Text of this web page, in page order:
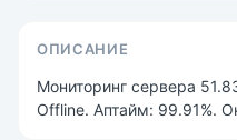
ОПИСАНИЕ
Мониторинг сервера
Offline. Аптайм: 99.91%.